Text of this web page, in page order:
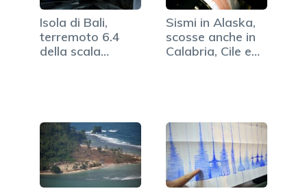
Isola di Bali,
terremoto 6.4
della scala
Sismi in Alaska,
scosse anche in
Calabria, Cile e